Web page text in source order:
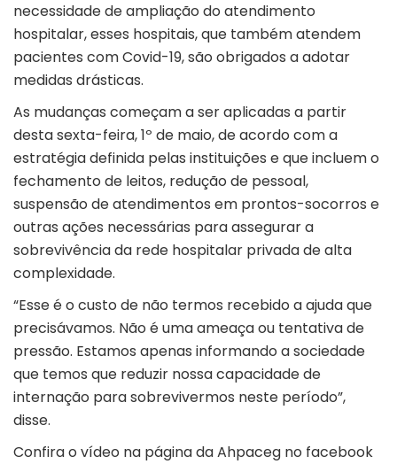
necessidade de ampliação do atendimento
hospitalar, esses hospitais, que também atendem
pacientes com Covid-19, são obrigados a adotar
medidas drásticas.
As mudanças começam a ser aplicadas a partir
desta sexta-feira, 1º de maio, de acordo com a
estratégia definida pelas instituições e que incluem o
fechamento de leitos, redução de pessoal,
suspensão de atendimentos em prontos-socorros e
outras ações necessárias para assegurar a
sobrevivência da rede hospitalar privada de alta
complexidade.
“Esse é o custo de não termos recebido a ajuda que
precisávamos. Não é uma ameaça ou tentativa de
pressão. Estamos apenas informando a sociedade
que temos que reduzir nossa capacidade de
internação para sobrevivermos neste período”,
disse.
Confira o vídeo na página da Ahpaceg no facebook